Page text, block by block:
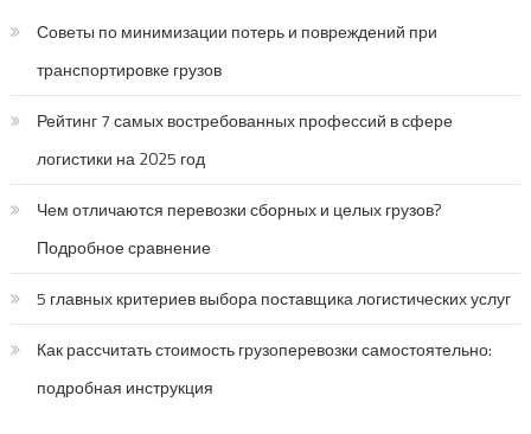
Советы по минимизации потерь и повреждений при
транспортировке грузов
Рейтинг 7 самых востребованных профессий в сфере
логистики на 2025 год
Чем отличаются перевозки сборных и целых грузов?
Подробное сравнение
5 главных критериев выбора поставщика логистических услуг
Как рассчитать стоимость грузоперевозки самостоятельно:
подробная инструкция